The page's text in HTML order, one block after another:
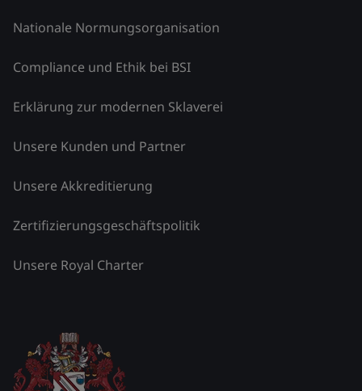
Nationale Normungsorganisation
Compliance und Ethik bei BSI
Erklärung zur modernen Sklaverei
Unsere Kunden und Partner
Unsere Akkreditierung
Zertifizierungsgeschäftspolitik
Unsere Royal Charter